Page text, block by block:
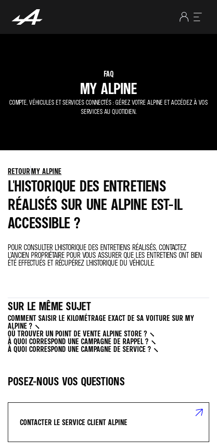
FAQ
MY ALPINE
COMPTE, VÉHICULES ET SERVICES CONNECTÉS : GÉREZ VOTRE ALPINE ET ACCÉDEZ À VOS
SERVICES AU QUOTIDIEN.
RETOURMY ALPINE
L'HISTORIQUE DES ENTRETIENS
RÉALISÉS SUR UNE ALPINE EST-IL
ACCESSIBLE ?
POUR CONSULTER L’HISTORIQUE DES ENTRETIENS RÉALISÉS, CONTACTEZ
L’ANCIEN PROPRIÉTAIRE POUR VOUS ASSURER QUE LES ENTRETIENS ONT BIEN
ÉTÉ EFFECTUÉS ET RÉCUPÉREZ L'HISTORIQUE DU VÉHICULE.
SUR LE MÊME SUJET
COMMENT SAISIR LE KILOMÉTRAGE EXACT DE SA VOITURE SUR MY
ALPINE ?
OÙ TROUVER UN POINT DE VENTE ALPINE STORE ?
À QUOI CORRESPOND UNE CAMPAGNE DE RAPPEL ?
À QUOI CORRESPOND UNE CAMPAGNE DE SERVICE ?
POSEZ-NOUS VOS QUESTIONS
CONTACTER LE SERVICE CLIENT ALPINE